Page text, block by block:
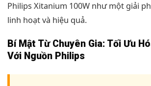
Philips Xitanium 100W như một giải
linh hoạt và hiệu quả.
Bí Mật Từ Chuyên Gia: Tối Ưu
Với Nguồn Philips